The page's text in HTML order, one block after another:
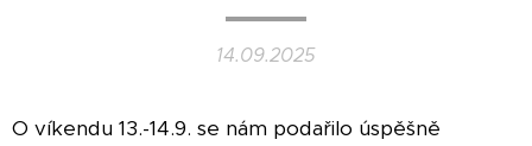
14.09.2025
O víkendu 13.-14.9. se nám podařilo úspěšně